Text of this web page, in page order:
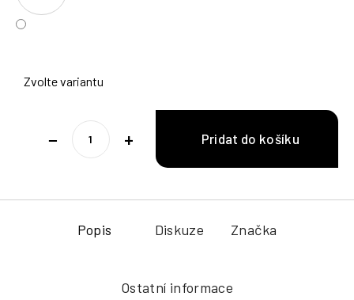
Zvolte variantu
+
−
Popis Diskuze Značka
Ostatní informace